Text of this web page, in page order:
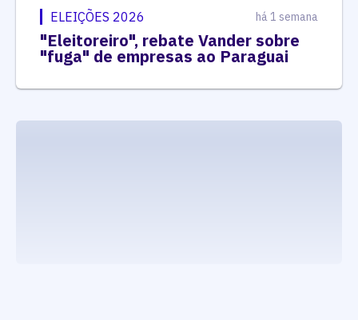
ELEIÇÕES 2026 há 1 semana
"Eleitoreiro", rebate Vander sobre
"fuga" de empresas ao Paraguai